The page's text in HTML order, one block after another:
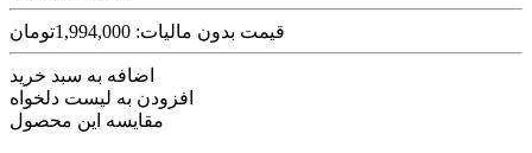
قیمت بدون مالیات: 1,994,000تومان
اضافه به سبد خرید
افزودن به لیست دلخواه
مقایسه این محصول